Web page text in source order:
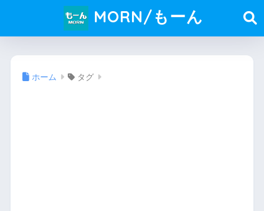
MORN/もーん
ホーム タグ